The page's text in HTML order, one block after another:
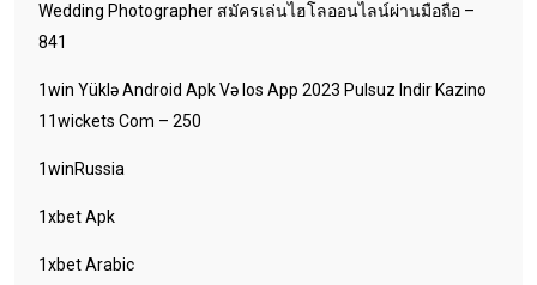
Wedding Photographer สมัครเล่นไฮโลออนไลน์ผ่านมือถือ –
841
1win Yüklə Android Apk Və Ios App 2023 Pulsuz Indir Kazino
11wickets Com – 250
1winRussia
1xbet Apk
1xbet Arabic